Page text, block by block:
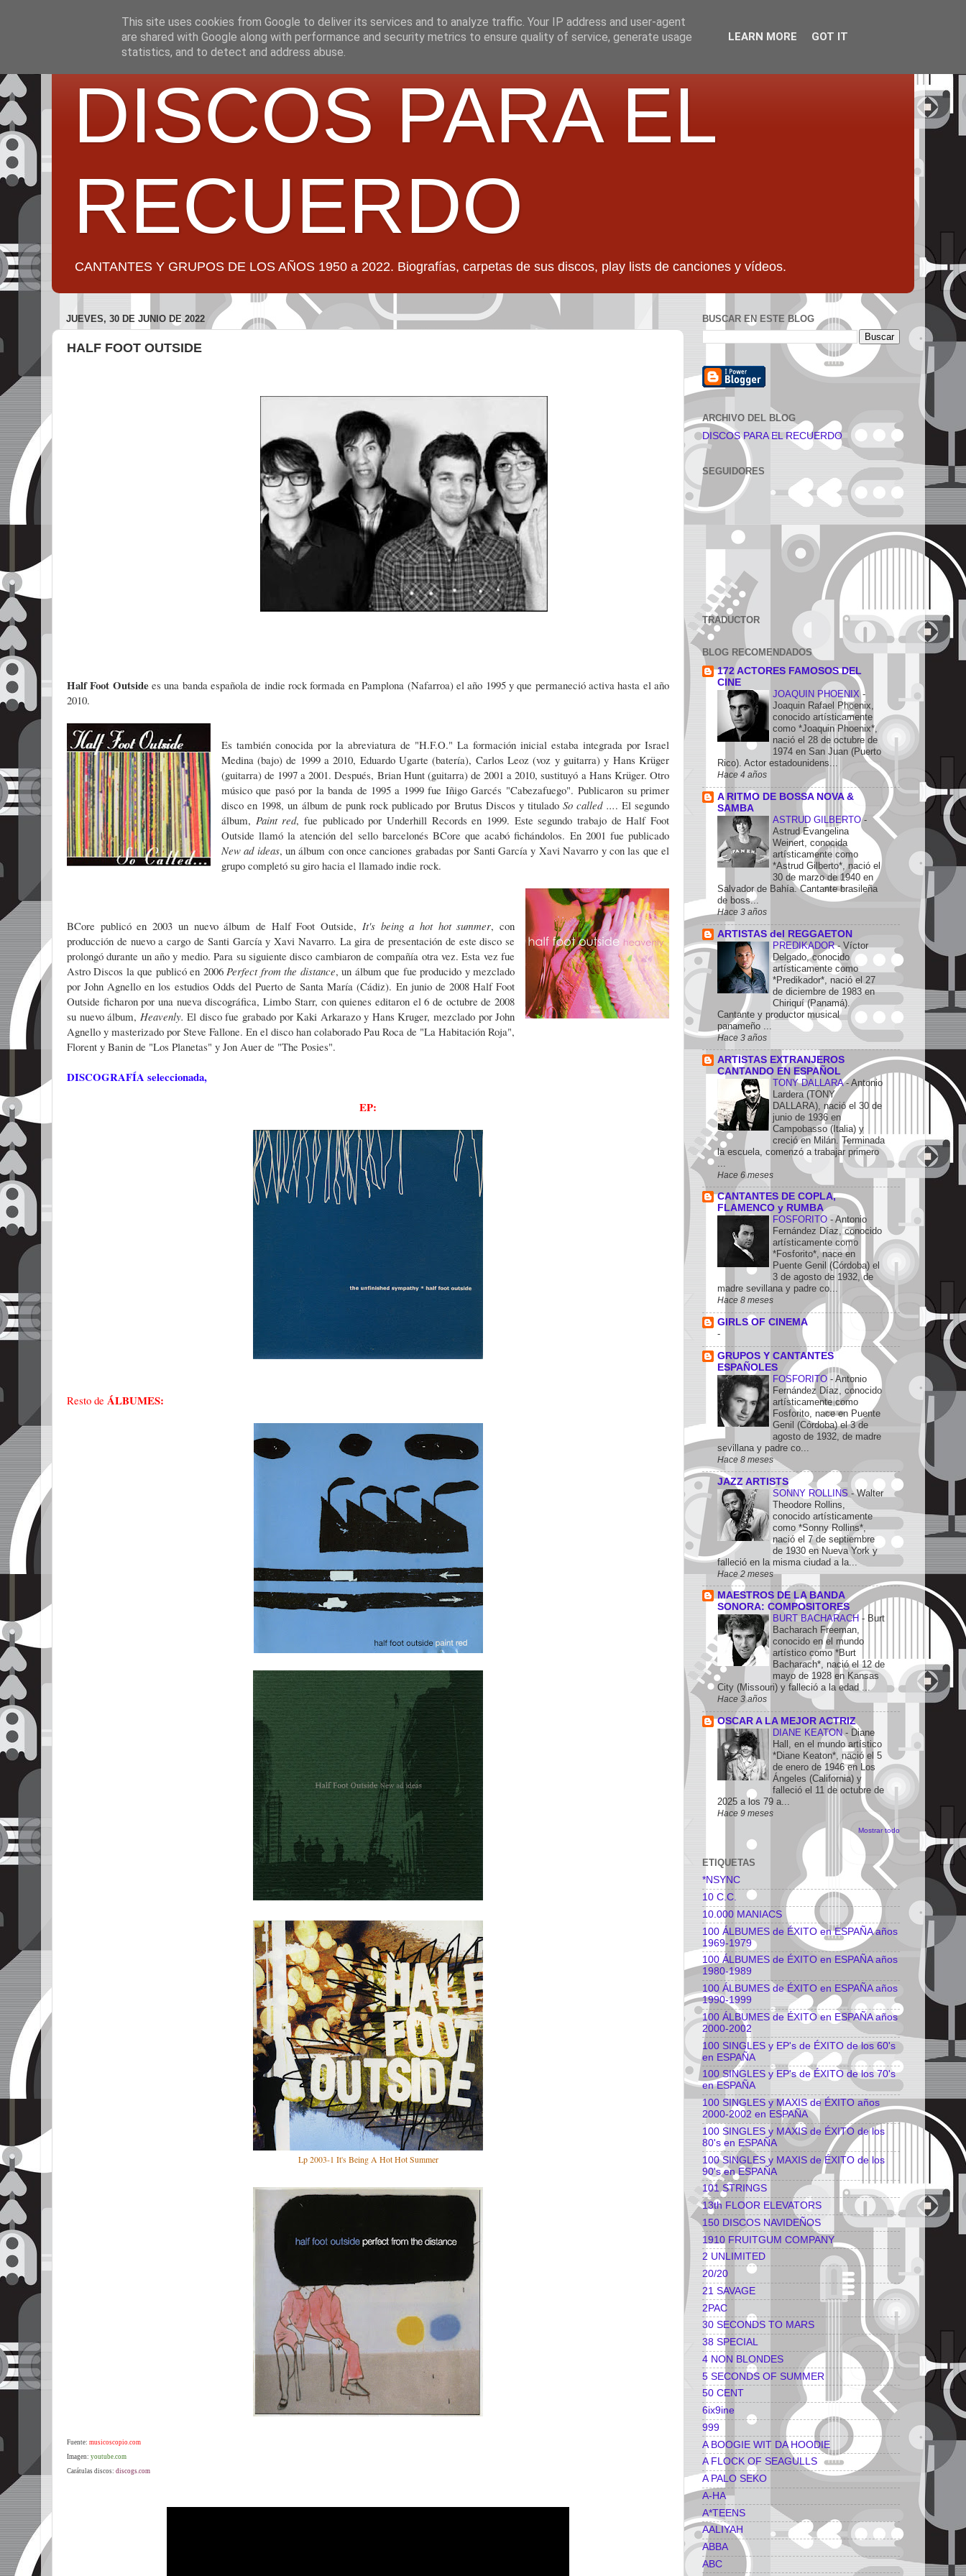
DISCOS PARA EL
RECUERDO
CANTANTES Y GRUPOS DE LOS AÑOS 1950 a 2022. Biografías, carpetas de sus discos, play lists de canciones y vídeos.
JUEVES, 30 DE JUNIO DE 2022
HALF FOOT OUTSIDE
Half Foot Outsidees una banda española de indie rock formada en Pamplona (Nafarroa) el año 1995 y que permaneció activa hasta el año
2010.
Es también conocida por la abreviatura de "H.F.O." La formación inicial estaba integrada por Israel
Medina (bajo) de 1999 a 2010, Eduardo Ugarte (batería), Carlos Leoz (voz y guitarra) y Hans Krüger
(guitarra) de 1997 a 2001. Después, Brian Hunt (guitarra) de 2001 a 2010, sustituyó a Hans Krüger. Otro
músico que pasó por la banda de 1995 a 1999 fue Iñigo Garcés "Cabezafuego".Publicaron su primer
disco en 1998, un álbum de punk rock publicado por Brutus Discos y tituladoSo called .... El segundo
álbum, Paint red, fue publicado por Underhill Records en 1999. Este segundo trabajo de Half Foot
Outside llamó la atención del sello barcelonés BCore que acabó fichándolos. En 2001 fue publicado
New ad ideas, un álbum con once canciones grabadas por Santi García y Xavi Navarro y con las que el
grupo completó su giro hacia el llamado indie rock.
BCore publicó en 2003 un nuevo álbum de Half Foot Outside, It's being a hot hot summer, con
producción de nuevo a cargo de Santi García y Xavi Navarro. La gira de presentación de este disco se
prolongó durante un año y medio. Para su siguiente disco cambiaron de compañía otra vez. Esta vez fue
Astro Discos la que publicó en 2006 Perfect from the distance, un álbum que fue producido y mezclado
por John Agnello en los estudios Odds del Puerto de Santa María (Cádiz). En junio de 2008 Half Foot
Outside ficharon por una nueva discográfica, Limbo Starr, con quienes editaron el 6 de octubre de 2008
su nuevo álbum, Heavenly. El disco fue grabado por Kaki Arkarazo y Hans Kruger, mezclado por John
Agnello y masterizado por Steve Fallone. En el disco han colaborado Pau Roca de "La Habitación Roja",
Florent y Banin de "Los Planetas" y Jon Auer de "The Posies".
DISCOGRAFÍA seleccionada,
EP:
Resto de ÁLBUMES:
Lp 2003-1 It's Being A Hot Hot Summer
Fuente: musicoscopio.com
Imagen: youtube.com
Carátulas discos: discogs.com
BUSCAR EN ESTE BLOG
ARCHIVO DEL BLOG
DISCOS PARA EL RECUERDO
SEGUIDORES
TRADUCTOR
BLOG RECOMENDADOS
172 ACTORES FAMOSOS DEL
CINE
JOAQUIN PHOENIX-
Joaquin Rafael Phoenix,
conocido artísticamente
como *Joaquin Phoenix*,
nació el 28 de octubre de
1974 en San Juan (Puerto
Rico). Actor estadounidens...
Hace 4 años
A RITMO DE BOSSA NOVA &
SAMBA
ASTRUD GILBERTO-
Astrud Evangelina
Weinert, conocida
artísticamente como
*Astrud Gilberto*, nació el
30 de marzo de 1940 en
Salvador de Bahía. Cantante brasileña
de boss...
Hace 3 años
ARTISTAS del REGGAETON
PREDIKADOR- Víctor
Delgado, conocido
artísticamente como
*Predikador*, nació el 27
de diciembre de 1983 en
Chiriquí (Panamá).
Cantante y productor musical
panameño ...
Hace 3 años
ARTISTAS EXTRANJEROS
CANTANDO EN ESPAÑOL
TONY DALLARA- Antonio
Lardera (TONY
DALLARA), nació el 30 de
junio de 1936 en
Campobasso (Italia) y
creció en Milán. Terminada
la escuela, comenzó a trabajar primero
Hace 6 meses
CANTANTES DE COPLA,
FLAMENCO y RUMBA
FOSFORITO - Antonio
Fernández Díaz, conocido
artísticamente como
*Fosforito*, nace en
Puente Genil (Córdoba) el
3 de agosto de 1932, de
madre sevillana y padre co...
Hace 8 meses
GIRLS OF CINEMA
-
GRUPOS Y CANTANTES
ESPAÑOLES
FOSFORITO - Antonio
Fernández Díaz, conocido
artísticamente como
Fosforito, nace en Puente
Genil (Córdoba) el 3 de
agosto de 1932, de madre
sevillana y padre co...
Hace 8 meses
JAZZ ARTISTS
SONNY ROLLINS -Walter
Theodore Rollins,
conocido artísticamente
como *Sonny Rollins*,
nació el 7 de septiembre
de 1930 en Nueva York y
falleció en la misma ciudad a la...
Hace 2 meses
MAESTROS DE LA BANDA
SONORA: COMPOSITORES
BURT BACHARACH - Burt
Bacharach Freeman,
conocido en el mundo
artístico como *Burt
Bacharach*, nació el 12 de
mayo de 1928 en Kansas
City (Missouri) y falleció a la edad ...
Hace 3 años
OSCAR A LA MEJOR ACTRIZ
DIANE KEATON- Diane
Hall, en el mundo artístico
*Diane Keaton*, nació el 5
de enero de 1946 en Los
Ángeles (California) y
falleció el 11 de octubre de
2025 a los 79 a...
Hace 9 meses
Mostrar todo
ETIQUETAS
*NSYNC
10 C.C.
10.000 MANIACS
100 ÁLBUMES de ÉXITO en ESPAÑA años
1969-1979
100 ÁLBUMES de ÉXITO en ESPAÑA años
1980-1989
100 ÁLBUMES de ÉXITO en ESPAÑA años
1990-1999
100 ÁLBUMES de ÉXITO en ESPAÑA años
2000-2002
100 SINGLES y EP's de ÉXITO de los 60's
en ESPAÑA
100 SINGLES y EP's de ÉXITO de los 70's
en ESPAÑA
100 SINGLES y MAXIS de ÉXITO años
2000-2002 en ESPAÑA
100 SINGLES y MAXIS de ÉXITO de los
80's en ESPAÑA
100 SINGLES y MAXIS de ÉXITO de los
90's en ESPAÑA
101 STRINGS
13th FLOOR ELEVATORS
150 DISCOS NAVIDEÑOS
1910 FRUITGUM COMPANY
2 UNLIMITED
20/20
21 SAVAGE
2PAC
30 SECONDS TO MARS
38 SPECIAL
4 NON BLONDES
5 SECONDS OF SUMMER
50 CENT
6ix9ine
999
A BOOGIE WIT DA HOODIE
A FLOCK OF SEAGULLS
A PALO SEKO
A-HA
A*TEENS
AALIYAH
ABBA
ABC
This site uses cookies from Google to deliver its services and to analyze traffic. Your IP address and user-agent
are shared with Google along with performance and security metrics to ensure quality of service, generate usage
statistics, and to detect and address abuse.
LEARN MORE GOT IT